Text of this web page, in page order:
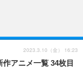
グッズ
ビジネス
アーティスト
実写
作アニメ一覧 34枚目
2023.3.10（金） 16:23